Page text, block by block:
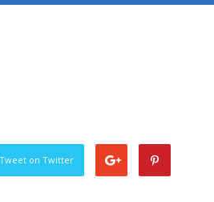
Tweet on Twitter